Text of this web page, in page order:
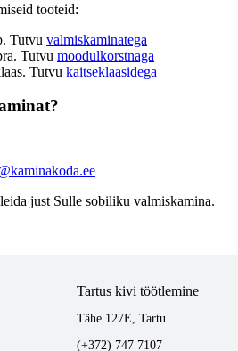
tooteid:
Tutvu valmiskaminatega
Tutvu moodulkorstnaga
Tutvu kaitseklaasidega
just Sulle sobiliku valmiskamina.
Tartus kivi töötlemine
Tähe 127E, Tartu
(+372) 747 7107